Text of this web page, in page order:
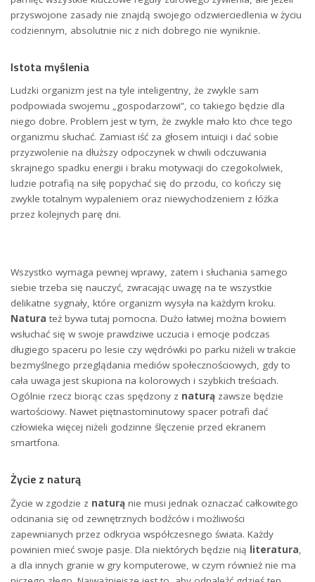
przyswojone zasady nie znajdą swojego odzwierciedlenia w życiu
codziennym, absolutnie nic z nich dobrego nie wyniknie.
Istota myślenia
Ludzki organizm jest na tyle inteligentny, że zwykle sam
podpowiada swojemu „gospodarzowi”, co takiego będzie dla
niego dobre. Problem jest w tym, że zwykle mało kto chce tego
organizmu słuchać. Zamiast iść za głosem intuicji i dać sobie
przyzwolenie na dłuższy odpoczynek w chwili odczuwania
skrajnego spadku energii i braku motywacji do czegokolwiek,
ludzie potrafią na siłę popychać się do przodu, co kończy się
zwykle totalnym wypaleniem oraz niewychodzeniem z łóżka
przez kolejnych parę dni.
Wszystko wymaga pewnej wprawy, zatem i słuchania samego
siebie trzeba się nauczyć, zwracając uwagę na te wszystkie
delikatne sygnały, które organizm wysyła na każdym kroku.
Natura też bywa tutaj pomocna. Dużo łatwiej można bowiem
wsłuchać się w swoje prawdziwe uczucia i emocje podczas
długiego spaceru po lesie czy wędrówki po parku niżeli w trakcie
bezmyślnego przeglądania mediów społecznościowych, gdy to
cała uwaga jest skupiona na kolorowych i szybkich treściach.
Ogólnie rzecz biorąc czas spędzony z naturą zawsze będzie
wartościowy. Nawet piętnastominutowy spacer potrafi dać
człowieka więcej niżeli godzinne ślęczenie przed ekranem
smartfona.
Życie z naturą
Życie w zgodzie z naturą nie musi jednak oznaczać całkowitego
odcinania się od zewnętrznych bodźców i możliwości
zapewnianych przez odkrycia współczesnego świata. Każdy
powinien mieć swoje pasje. Dla niektórych będzie nią literatura
a dla innych granie w gry komputerowe, w czym również nie ma